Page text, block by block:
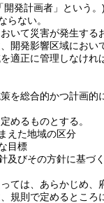
開発計画者」という。)
らない。
いて災害が発生す
開発影響区域にお
適正に管理しなけれ
を総合的かつ計画的
めるものとする。
えた地域の区分
目標
及びその方針に基づ
ては、あらかじめ
規則で定めるところ